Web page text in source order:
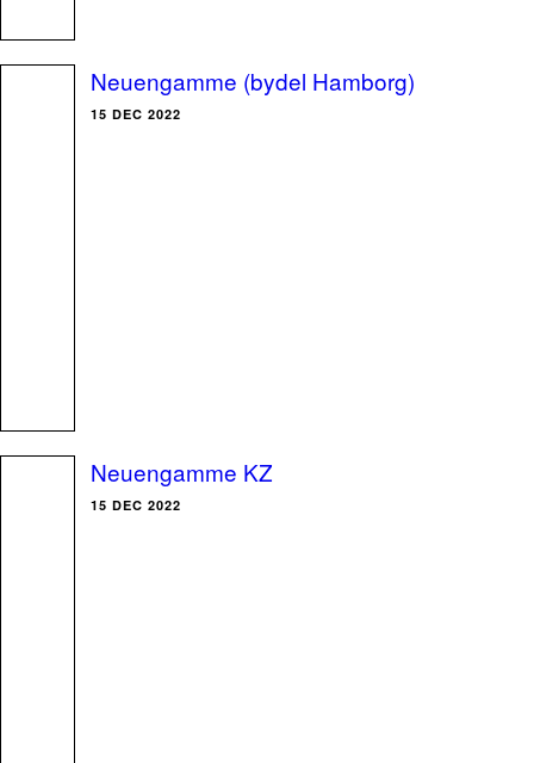
Neuengamme (bydel Hamborg)
15 DEC 2022
Neuengamme KZ
15 DEC 2022